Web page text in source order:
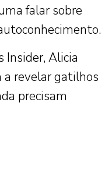
falar sobre
Insider, Alicia
a revelar gatilhos
precisam